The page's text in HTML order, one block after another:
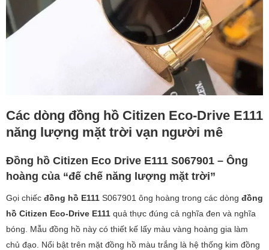
Các dòng đồng hồ Citizen Eco-Drive E111
năng lượng mặt trời vạn người mê
Đồng hồ Citizen Eco Drive E111 S067901 – Ông
hoàng của “đế chế năng lượng mặt trời”
Gọi chiếc đồng hồ E111 S067901 ông hoàng trong các dòng đồng
hồ Citizen Eco-Drive E111 quả thực đúng cả nghĩa đen và nghĩa
bóng. Mẫu đồng hồ này có thiết kế lấy màu vàng hoàng gia làm
chủ đạo. Nổi bật trên mặt đồng hồ màu trắng là hệ thống kim đồng